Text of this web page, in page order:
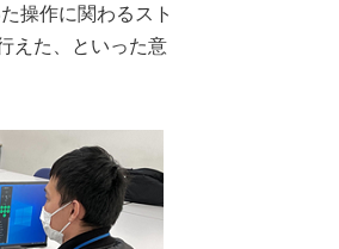
操作に関わるスト
えた、といった意